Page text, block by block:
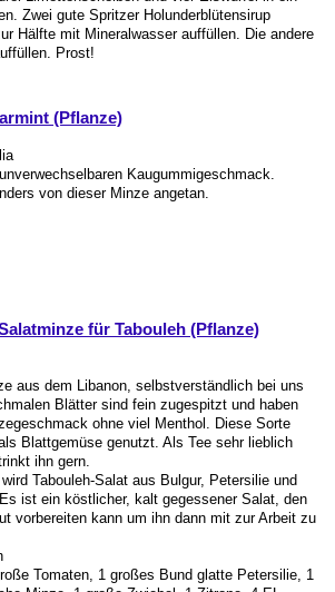
Zwei gute Spritzer Holunderblütensirup
Hälfte mit Mineralwasser auffüllen. Die andere
Prost!
(Pflanze)
Kaugummigeschmack.
von dieser Minze angetan.
für Tabouleh (Pflanze)
aus dem Libanon, selbstverständlich bei uns
Blätter sind fein zugespitzt und haben
ohne viel Menthol. Diese Sorte
Blattgemüse genutzt. Als Tee sehr lieblich
ihn gern.
Tabouleh-Salat aus Bulgur, Petersilie und
ist ein köstlicher, kalt gegessener Salat, den
vorbereiten kann um ihn dann mit zur Arbeit zu
Tomaten, 1 großes Bund glatte Petersilie, 1